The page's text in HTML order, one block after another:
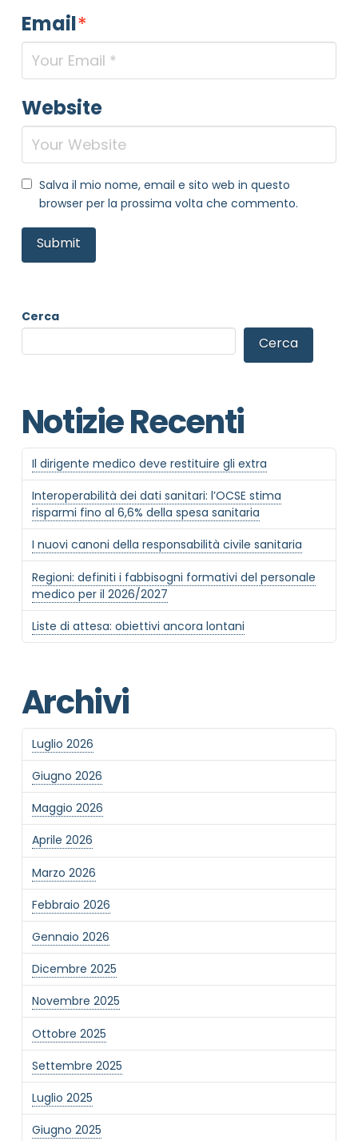
Email*
Website
Salva il mio nome, email e sito web in questo
browser per la prossima volta che commento.
Cerca
Cerca
Notizie Recenti
Il dirigente medico deve restituire gli extra
Interoperabilità dei dati sanitari: l’OCSE stima
risparmi fino al 6,6% della spesa sanitaria
I nuovi canoni della responsabilità civile sanitaria
Regioni: definiti i fabbisogni formativi del personale
medico per il 2026/2027
Liste di attesa: obiettivi ancora lontani
Archivi
Luglio 2026
Giugno 2026
Maggio 2026
Aprile 2026
Marzo 2026
Febbraio 2026
Gennaio 2026
Dicembre 2025
Novembre 2025
Ottobre 2025
Settembre 2025
Luglio 2025
Giugno 2025